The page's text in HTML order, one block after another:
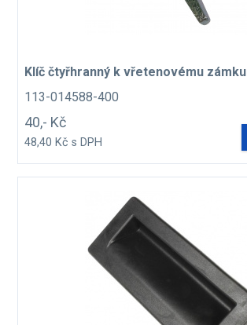
Klíč čtyřhranný k vřetenovému zámku
113-014588-400
40,- Kč
48,40 Kč s DPH